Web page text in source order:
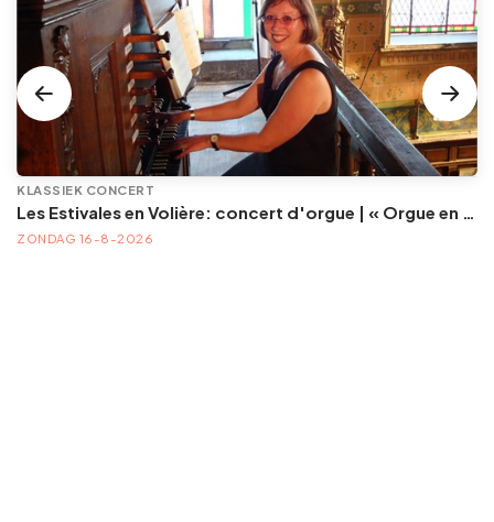
KLASSIEK CONCERT
Les Estivales en Volière: concert d'orgue | « Orgue en Volière » , les 3e dimanches du mois (été) audition d’orgue (accès libre)
ZONDAG 16-8-2026